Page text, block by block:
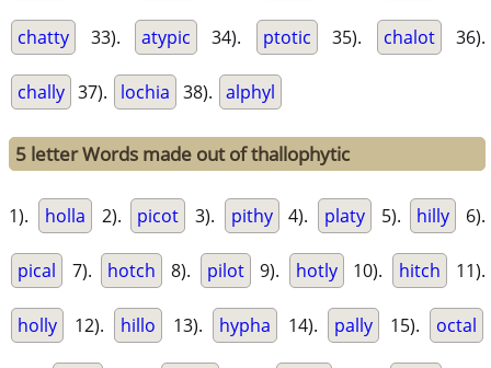
chatty 33). atypic 34). ptotic 35). chalot 36).
chally 37). lochia 38). alphyl
5 letter Words made out of thallophytic
1). holla 2). picot 3). pithy 4). platy 5). hilly 6).
pical 7). hotch 8). pilot 9). hotly 10). hitch 11).
holly 12). hillo 13). hypha 14). pally 15). octal